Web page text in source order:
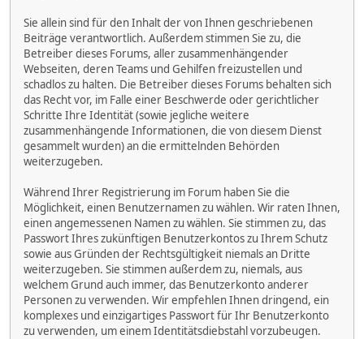
Sie allein sind für den Inhalt der von Ihnen geschriebenen
Beiträge verantwortlich. Außerdem stimmen Sie zu, die
Betreiber dieses Forums, aller zusammenhängender
Webseiten, deren Teams und Gehilfen freizustellen und
schadlos zu halten. Die Betreiber dieses Forums behalten sich
das Recht vor, im Falle einer Beschwerde oder gerichtlicher
Schritte Ihre Identität (sowie jegliche weitere
zusammenhängende Informationen, die von diesem Dienst
gesammelt wurden) an die ermittelnden Behörden
weiterzugeben.
Während Ihrer Registrierung im Forum haben Sie die
Möglichkeit, einen Benutzernamen zu wählen. Wir raten Ihnen,
einen angemessenen Namen zu wählen. Sie stimmen zu, das
Passwort Ihres zukünftigen Benutzerkontos zu Ihrem Schutz
sowie aus Gründen der Rechtsgültigkeit niemals an Dritte
weiterzugeben. Sie stimmen außerdem zu, niemals, aus
welchem Grund auch immer, das Benutzerkonto anderer
Personen zu verwenden. Wir empfehlen Ihnen dringend, ein
komplexes und einzigartiges Passwort für Ihr Benutzerkonto
zu verwenden, um einem Identitätsdiebstahl vorzubeugen.